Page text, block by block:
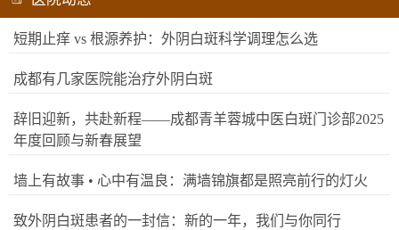
短期止痒 vs 根源养护：外阴白斑科学调理怎么选
成都有几家医院能治疗外阴白斑
辞旧迎新，共赴新程——成都青羊蓉城中医白斑门诊部2025
年度回顾与新春展望
墙上有故事 • 心中有温良：满墙锦旗都是照亮前行的灯火
致外阴白斑患者的一封信：新的一年，我们与你同行